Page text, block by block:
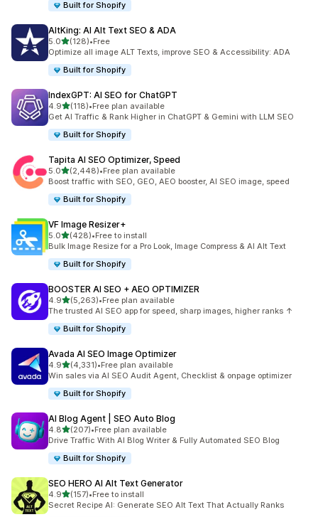
Built for Shopify
AltKing: AI Alt Text SEO & ADA
5.0별 5개 중
(128)
총 리뷰 128개
•Free
Optimize all image ALT Texts, improve SEO & Accessibility: ADA
Built for Shopify
IndexGPT: AI SEO for ChatGPT
4.9별 5개 중
(118)
총 리뷰 118개
•Free plan available
Get AI Traffic & Rank Higher in ChatGPT & Gemini with LLM SEO
Built for Shopify
Tapita AI SEO Optimizer, Speed
5.0별 5개 중
(2,448)
총 리뷰 2448개
•Free plan available
Boost traffic with SEO, GEO, AEO booster, AI SEO image, speed
Built for Shopify
VF Image Resizer+
5.0별 5개 중
(428)
총 리뷰 428개
•Free to install
Bulk Image Resize for a Pro Look, Image Compress & AI Alt Text
Built for Shopify
BOOSTER AI SEO + AEO OPTIMIZER
4.9별 5개 중
(5,263)
총 리뷰 5263개
•Free plan available
The trusted AI SEO app for speed, sharp images, higher ranks ↑
Built for Shopify
Avada AI SEO Image Optimizer
4.9별 5개 중
(4,331)
총 리뷰 4331개
•Free plan available
Win sales via AI SEO Audit Agent, Checklist & onpage optimizer
Built for Shopify
AI Blog Agent | SEO Auto Blog
4.8별 5개 중
(207)
총 리뷰 207개
•Free plan available
Drive Traffic With AI Blog Writer & Fully Automated SEO Blog
Built for Shopify
SEO HERO AI Alt Text Generator
4.9별 5개 중
(157)
총 리뷰 157개
•Free to install
Secret Recipe AI: Generate SEO Alt Text That Actually Ranks